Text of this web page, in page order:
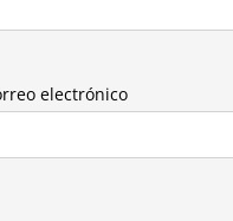
electrónico